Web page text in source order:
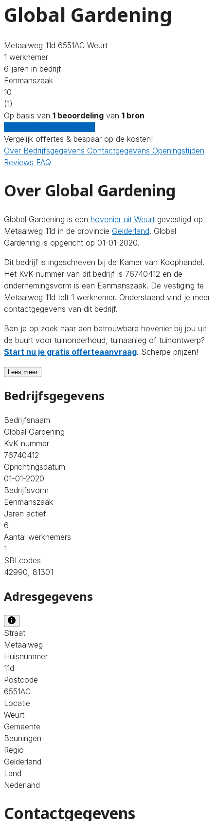
Global Gardening
Metaalweg 11d 6551AC Weurt
1 werknemer
6 jaren in bedrijf
Eenmanszaak
10
(1)
Op basis van 1 beoordeling van 1 bron
Vergelijk offertes & bespaar op de kosten!
Over Bedrijfsgegevens Contactgegevens Openingstijden
Reviews FAQ
Over Global Gardening
Global Gardening is een hovenier uit Weurt gevestigd op
Metaalweg 11d in de provincie Gelderland. Global
Gardening is opgericht op 01-01-2020.
Dit bedrijf is ingeschreven bij de Kamer van Koophandel.
Het KvK-nummer van dit bedrijf is 76740412 en de
ondernemingsvorm is een Eenmanszaak. De vestiging te
Metaalweg 11d telt 1 werknemer. Onderstaand vind je meer
contactgegevens van dit bedrijf.
Ben je op zoek naar een betrouwbare hovenier bij jou uit
de buurt voor tuinonderhoud, tuinaanleg of tuinontwerp?
Start nu je gratis offerteaanvraag. Scherpe prijzen!
Lees meer
Bedrijfsgegevens
Bedrijfsnaam
Global Gardening
KvK nummer
76740412
Oprichtingsdatum
01-01-2020
Bedrijfsvorm
Eenmanszaak
Jaren actief
6
Aantal werknemers
1
SBI codes
42990, 81301
Adresgegevens
Straat
Metaalweg
Huisnummer
11d
Postcode
6551AC
Locatie
Weurt
Gemeente
Beuningen
Regio
Gelderland
Land
Nederland
Contactgegevens